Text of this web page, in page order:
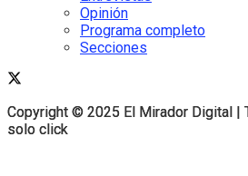
Copyright © 2025 El Mirador Digital |
solo click
Opinión
Programa completo
Secciones
Copyright © 2025 El Mirador Digital |
solo click